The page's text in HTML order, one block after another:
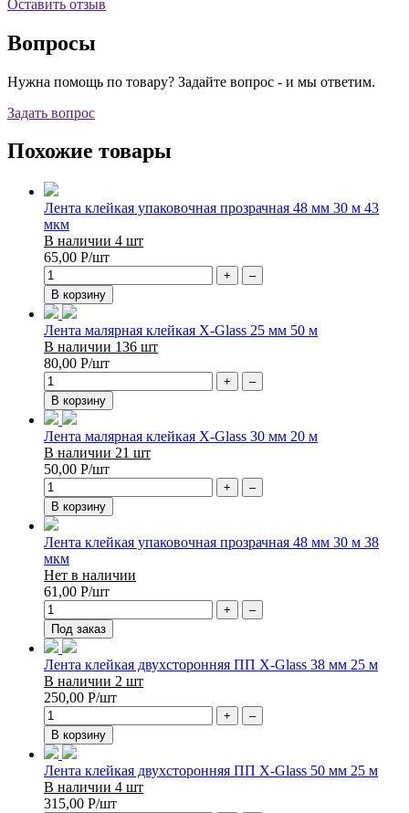
Оставить отзыв
Вопросы
Нужна помощь по товару? Задайте вопрос - и мы ответим.
Задать вопрос
Похожие товары
Лента клейкая упаковочная прозрачная 48 мм 30 м 43
мкм
В наличии 4 шт
65,00 Р/шт
+
–
В корзину
Лента малярная клейкая X-Glass 25 мм 50 м
В наличии 136 шт
80,00 Р/шт
+
–
В корзину
Лента малярная клейкая X-Glass 30 мм 20 м
В наличии 21 шт
50,00 Р/шт
+
–
В корзину
Лента клейкая упаковочная прозрачная 48 мм 30 м 38
мкм
Нет в наличии
61,00 Р/шт
+
–
Под заказ
Лента клейкая двухсторонняя ПП X-Glass 38 мм 25 м
В наличии 2 шт
250,00 Р/шт
+
–
В корзину
Лента клейкая двухсторонняя ПП X-Glass 50 мм 25 м
В наличии 4 шт
315,00 Р/шт